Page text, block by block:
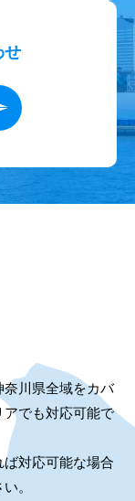
せ
川県全域をカバ
でも対応可能で
対応可能な場合
。